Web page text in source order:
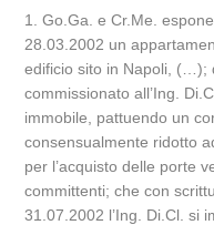
1. Go.Ga. e Cr.Me.
28.03.2002 un
edificio sito in Napoli, (…);
commissionato all’Ing.
immobile, pattuendo un
consensualmente ridotto
per l’acquisto delle porte
committenti; che con
31.07.2002 l’Ing. Di.Cl. si